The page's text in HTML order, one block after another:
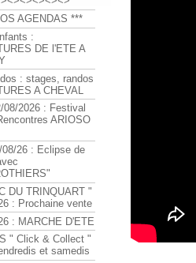
AGENDAS ***
:
DE l'ETE A
: stages, randos
A CHEVAL
08/2026 : Festival
ARIOSO
26 : Eclipse de
DU TRINQUART "
: Prochaine vente
: MARCHE D'ETE
" Click & Collect "
et samedis